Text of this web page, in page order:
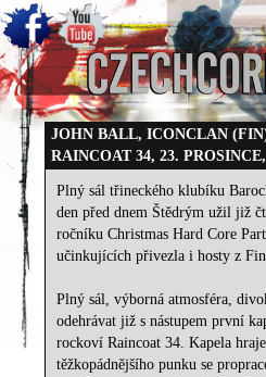
JOHN BALL, ICONCLAN
RAINCOAT 34, 23.
Plný sál třineckého klubíku
den před dnem Štědrým užil již
ročníku Christmas Hard Core
učinkujících přivezla i hosty z
Plný sál, výborná atmosféra,
odehrávat již s nástupem první
rockoví Raincoat 34. Kapela
těžkopádnějšího punku se